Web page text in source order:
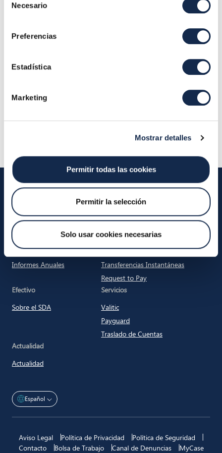
Necesario
Preferencias
Estadística
Marketing
Mostrar detalles
Permitir todas las cookies
Permitir la selección
Solo usar cookies necesarias
Modelo organizativo y estructura de gestión tecnológica
Privacidad y Protección de Datos
Iberpay
Iberpay
Somos Iberpay
Informes Anuales
Pagos
Participantes
Transferencias Instantáneas
Request to Pay
Efectivo
Sobre el SDA
Servicios
Valitic
Payguard
Traslado de Cuentas
Actualidad
Actualidad
Español
Aviso Legal Política de Privacidad
Política de Seguridad
Contacto
Bolsa de Trabajo Canal de Denuncias MyCase